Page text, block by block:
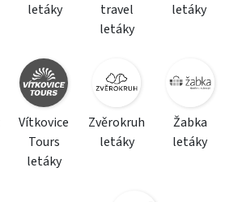
letáky
travel
letáky
letáky
Vítkovice
Tours
letáky
Zvěrokruh
letáky
Žabka
letáky